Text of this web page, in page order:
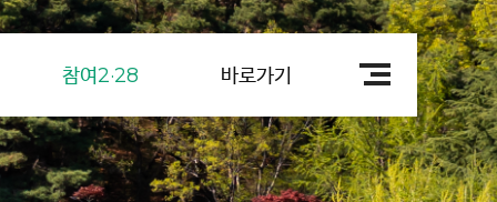
참여2·28 바로가기